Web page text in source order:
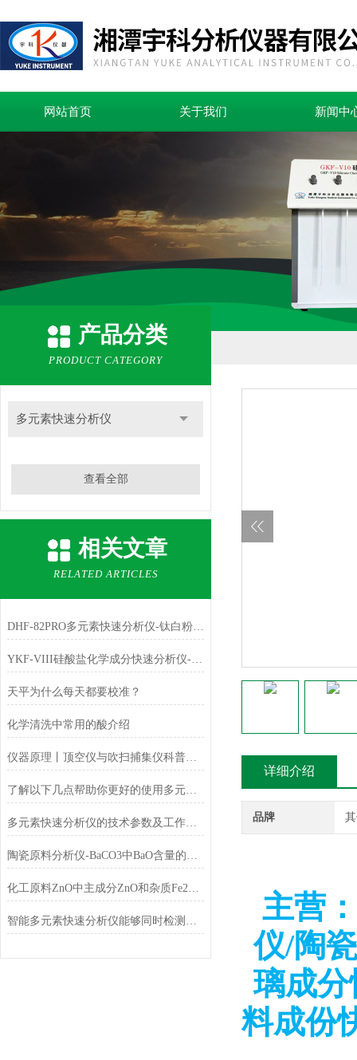
网站首页 关于我们 新闻中
产品分类
PRODUCT CATEGORY
多元素快速分析仪
查看全部
相关文章
RELATED ARTICLES
DHF-82PRO多元素快速分析仪-钛白粉、金红石中主成份TiO2的测定
YKF-VIII硅酸盐化学成分快速分析仪-铁红中主成份Fe2O3的测定
天平为什么每天都要校准？
化学清洗中常用的酸介绍
仪器原理丨顶空仪与吹扫捕集仪科普小知识
了解以下几点帮助你更好的使用多元素快速分析仪
多元素快速分析仪的技术参数及工作条件
陶瓷原料分析仪-BaCO3中BaO含量的测定
化工原料ZnO中主成分ZnO和杂质Fe2O3的测定
智能多元素快速分析仪能够同时检测和分析多少种元素？
详细介绍
品牌
主营
仪/陶
璃成
料成份